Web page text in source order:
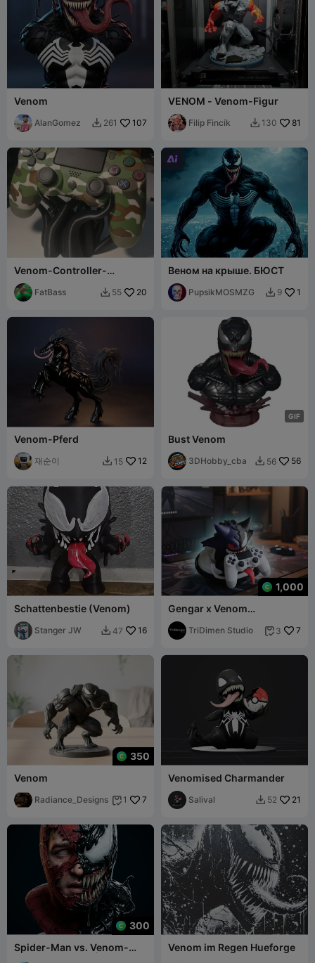
Venom
AlanGomez  261 107
VENOM - Venom-Figur
Filip Fincik  130 81
Venom-Controller-
Halterung
FatBass  55 20

Веном на крыше. БЮСТ
PupsikMOSMZG  9 1
Venom-Pferd
재순이  15 12
GIF
Bust Venom
3DHobby_cba  56 56
Schattenbestie (Venom)
Stanger JW  47 16
1,000
Gengar x Venom
Controller-Ständer
TriDimen Studio  3 7
350
Venom
Radiance_Designs  1 7
Venomised Charmander
Salival  52 21
300
Spider-Man vs. Venom-
Venom im Regen Hueforge